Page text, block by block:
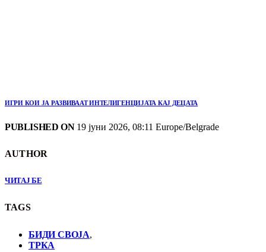
ИГРИ КОИ ЈА РАЗВИВААТ ИНТЕЛИГЕНЦИЈАТА КАЈ ДЕЦАТА
PUBLISHED ON19 јуни 2026, 08:11 Europe/Belgrade
AUTHOR
ЧИТАЈ БЕ
TAGS
БИДИ СВОЈА,
ТРКА